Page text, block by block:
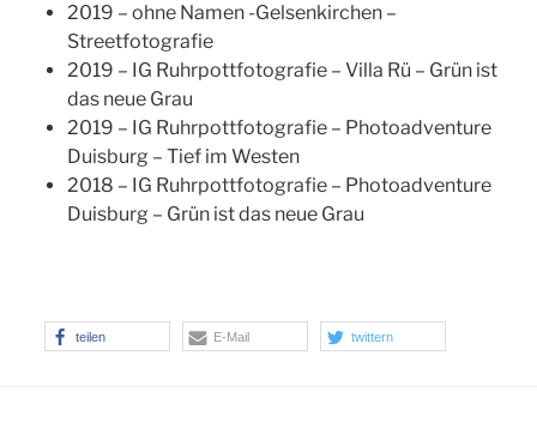
2019 – ohne Namen -Gelsenkirchen –
Streetfotografie
2019 – IG Ruhrpottfotografie – Villa Rü – Grün ist
das neue Grau
2019 – IG Ruhrpottfotografie – Photoadventure
Duisburg – Tief im Westen
2018 – IG Ruhrpottfotografie – Photoadventure
Duisburg – Grün ist das neue Grau
teilen E-Mail twittern